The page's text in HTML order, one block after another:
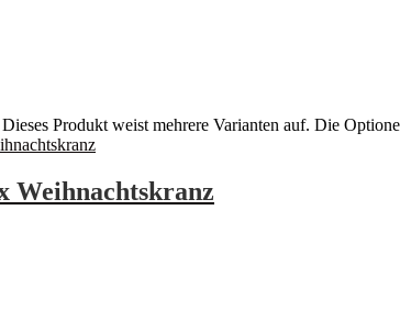
Dieses Produkt weist mehrere Varianten auf. Die
Weihnachtskranz